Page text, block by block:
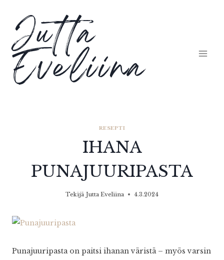
sisältöön
Jutta
Eveliina
RESEPTI
IHANA
PUNAJUURIPASTA
Tekijä Jutta Eveliina 4.3.2024
Punajuuripasta on paitsi ihanan väristä – myös varsin